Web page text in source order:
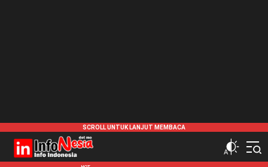
infonesia.me
Info Indonesia